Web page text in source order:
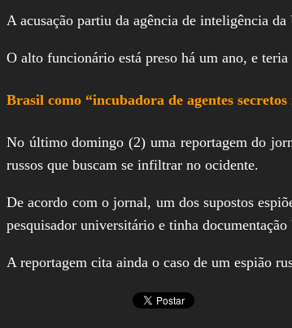
A acusação partiu da agência de inteligência
O alto funcionário está preso há um ano, e
Brasil como “incubadora de agentes secretos
No último domingo (2) uma reportagem do
russos que buscam se infiltrar no ocidente.
De acordo com o jornal, um dos supostos
pesquisador universitário e tinha documentação
A reportagem cita ainda o caso de um espião